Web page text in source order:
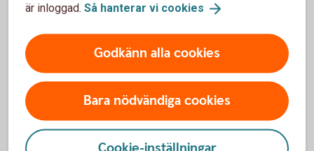
Kurser och
marknadsinformation
Den svenska marknaden.
Logga in för att sebörskurser
är inloggad. Så hanterar vi cookies
Godkänn alla cookies
Bara nödvändiga cookies